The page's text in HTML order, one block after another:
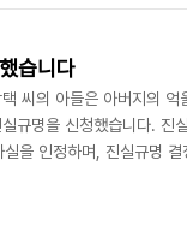
이 사법부는 그들의 수족..
습니다
씨의 아들은 아버지의 억
규명을 신청했습니다. 진
을 인정하며, 진실규명
중앙지법 재심 첫 심문에